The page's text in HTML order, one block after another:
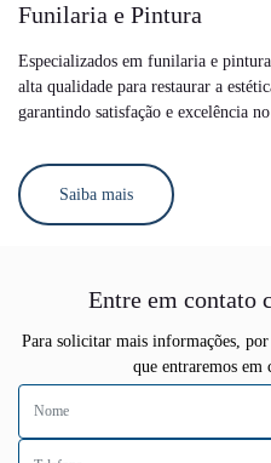
Funilaria e Pintura
Especializados em funilaria e
alta qualidade para restaurar a
garantindo satisfação e excelência
Saiba mais
Entre em contato
Para solicitar mais informações,
que entraremos em